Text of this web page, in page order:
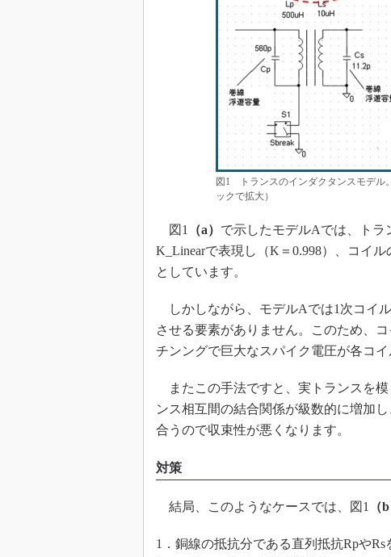
図1 トランスのインダクタンスモデル
ックで拡大）
図1 （a） で示したモデルAでは、トラ
K_Linearで表現し（K＝0.998）、コイ
としています。
しかしながら、モデルAでは1次コイ
させる要素がありません。このため、
チンングで巨大なスパイク電圧が各コ
またこの手法ですと、実トランスを
ンス相互間の結合関係が級数的に増加
合うので収束性が悪くなります。
対策
結局、このようなケースでは、図1 （b
1．銅線の抵抗分である直列抵抗Rpや